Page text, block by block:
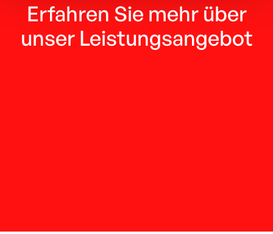
Erfahren Sie mehr über
unser Leistungs­angebot